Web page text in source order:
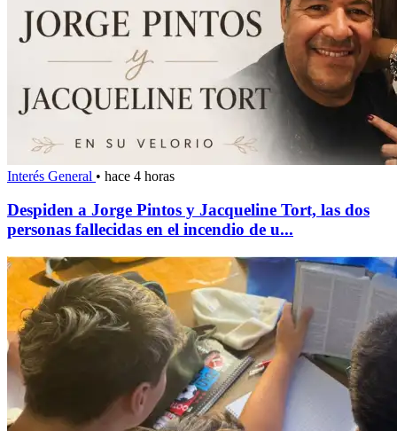
Interés General • hace 4 horas
Despiden a Jorge Pintos y Jacqueline Tort, las dos
personas fallecidas en el incendio de u...